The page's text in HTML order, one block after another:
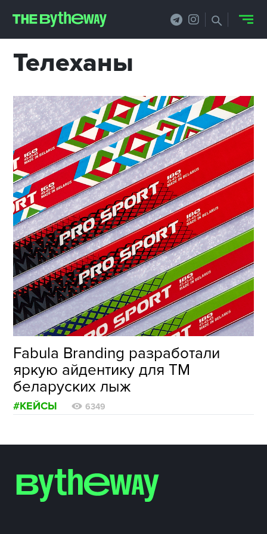
Телеханы
Fabula Branding разработали
яркую айдентику для ТМ
беларуских лыж
#КЕЙСЫ 6349
НОВОСТИ
PRO.ОБЗОР
КЕЙСЫ
ФИЛОСОФИЯ
КРЕАТИВА
БИЗНЕС И
ТЕХНОЛОГИИ
ФЕСТИВАЛИ
ФОТОГРАФИЯ
ТИПОГРАФИКА
ИСТОРИИ БРЕНДОВ
О ПРОЕКТЕ
РЕКЛАМА